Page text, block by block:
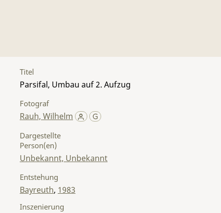
Titel
Parsifal, Umbau auf 2. Aufzug
Fotograf
Rauh, Wilhelm
Dargestellte
Person(en)
Unbekannt, Unbekannt
Entstehung
Bayreuth, 1983
Inszenierung